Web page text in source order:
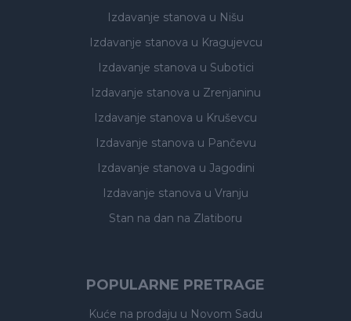
Izdavanje stanova u Nišu
Izdavanje stanova u Kragujevcu
Izdavanje stanova u Subotici
Izdavanje stanova u Zrenjaninu
Izdavanje stanova u Kruševcu
Izdavanje stanova u Pančevu
Izdavanje stanova u Jagodini
Izdavanje stanova u Vranju
Stan na dan na Zlatiboru
POPULARNE PRETRAGE
Kuće na prodaju u Novom Sadu